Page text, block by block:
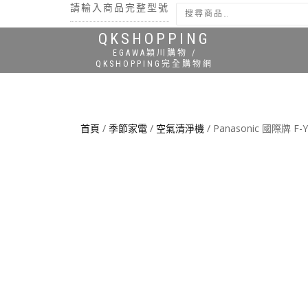
請輸入商品完整型號
搜尋
QKSHOPPING
EGAWA穎川購物 /
QKSHOPPING完全購物網
首頁 / 季節家電 / 空氣清淨機 / Panasonic 國際牌 F-